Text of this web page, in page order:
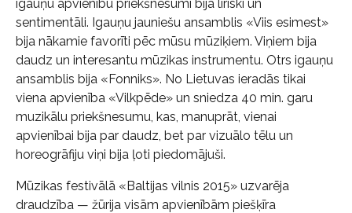
igauņu apvienību priekšnesumi bija liriski un
sentimentāli. Igauņu jauniešu ansamblis «Viis esimest»
bija nākamie favorīti pēc mūsu mūziķiem. Viņiem bija
daudz un interesantu mūzikas instrumentu. Otrs igauņu
ansamblis bija «Fonniks». No Lietuvas ieradās tikai
viena apvienība «Vilkpēde» un sniedza 40 min. garu
muzikālu priekšnesumu, kas, manuprāt, vienai
apvienībai bija par daudz, bet par vizuālo tēlu un
horeogrāfiju viņi bija ļoti piedomājuši.
Mūzikas festivālā «Baltijas vilnis 2015» uzvarēja
draudzība — žūrija visām apvienībām piešķīra